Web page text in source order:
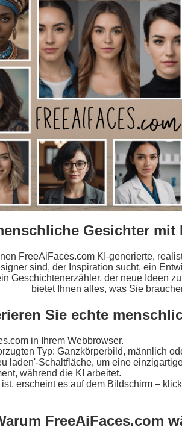
Gesichter mit
FreeAiFaces.com KI-generierte,
sind, der Inspiration sucht, ein
Geschichtenerzähler, der neue Ideen
bietet Ihnen alles, was Sie
Sie echte
in Ihrem Webbrowser.
Typ: Ganzkörperbild, männlich
laden'-Schaltfläche, um eine
während die KI arbeitet.
erscheint es auf dem Bildschirm –
FreeAiFaces.com